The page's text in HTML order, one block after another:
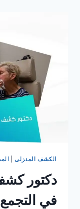
مصر
2025
الكشف المنزلى|
دكتور
في